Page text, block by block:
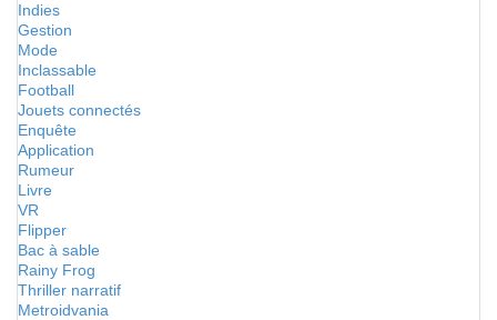
Indies
Gestion
Mode
Inclassable
Football
Jouets connectés
Enquête
Application
Rumeur
Livre
VR
Flipper
Bac à sable
Rainy Frog
Thriller narratif
Metroidvania